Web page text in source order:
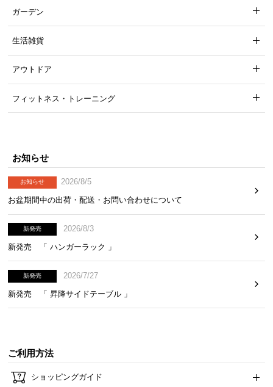
ガーデン
生活雑貨
アウトドア
フィットネス・トレーニング
お知らせ
お知らせ
2026/8/5
お盆期間中の出荷・配送・お問い合わせについて
新発売
2026/8/3
新発売 「 ハンガーラック 」
新発売
2026/7/27
新発売 「 昇降サイドテーブル 」
ご利用方法
ショッピングガイド